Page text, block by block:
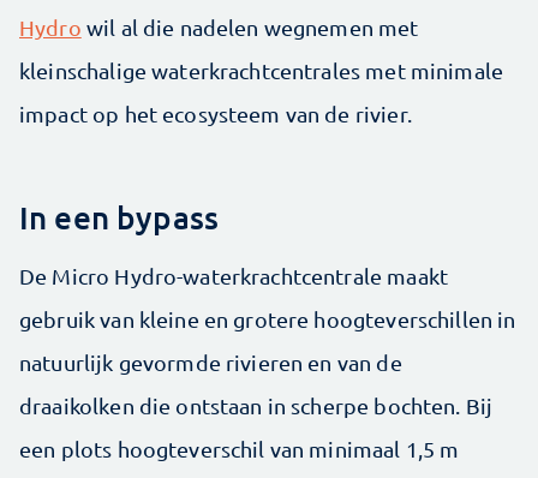
Hydro wil al die nadelen wegnemen met
kleinschalige waterkrachtcentrales met minimale
impact op het ecosysteem van de rivier.
In een bypass
De Micro Hydro-waterkrachtcentrale maakt
gebruik van kleine en grotere hoogteverschillen in
natuurlijk gevormde rivieren en van de
draaikolken die ontstaan in scherpe bochten. Bij
een plots hoogteverschil van minimaal 1,5 m